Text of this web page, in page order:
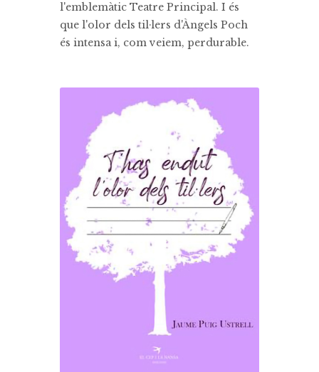
l'emblemàtic Teatre Principal. I és
que l'olor dels til·lers d'Àngels Poch
és intensa i, com veiem, perdurable.